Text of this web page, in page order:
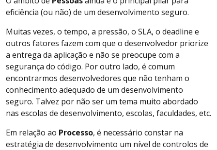
eficiência (ou não) de um desenvolvimento seguro.
Muitas vezes, o tempo, a pressão, o SLA, o deadline e
outros fatores fazem com que o desenvolvedor priorize
a entrega da aplicação e não se preocupe com a
segurança do código. Por outro lado, é comum
encontrarmos desenvolvedores que não tenham o
conhecimento adequado de um desenvolvimento
seguro. Talvez por não ser um tema muito abordado
nas escolas de desenvolvimento, escolas, faculdades, etc.
Em relação ao Processo, é necessário constar na
estratégia de desenvolvimento um nível de controlos de